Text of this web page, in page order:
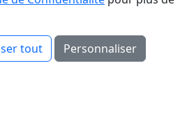
tout Personnaliser